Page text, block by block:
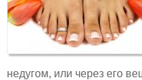
недугом, или через его